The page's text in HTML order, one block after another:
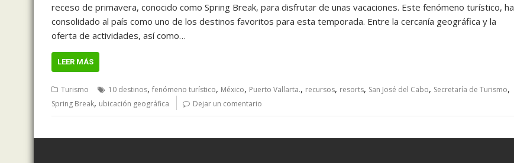
receso de primavera, conocido como Spring Break, para disfrutar de unas vacaciones. Este fenómeno turístico, ha
consolidado al país como uno de los destinos favoritos para esta temporada. Entre la cercanía geográfica y la
oferta de actividades, así como…
LEER MÁS
Turismo 10 destinos, fenómeno turístico, México, Puerto Vallarta., recursos, resorts, San José del Cabo, Secretaría de Turismo,
Spring Break, ubicación geográfica Dejar un comentario